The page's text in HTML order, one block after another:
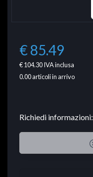
€ 85.49
€ 104.30IVA inclusa
0.00articoli in arrivo
Richiedi informazioni: